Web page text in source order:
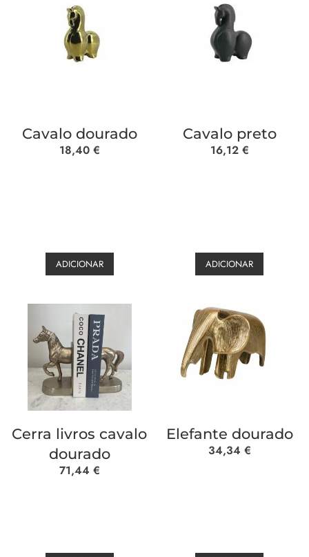
Cavalo dourado
18,40 €
ADICIONAR
Cavalo preto
16,12 €
ADICIONAR
Cerra livros cavalo
dourado
71,44 €
Elefante dourado
34,34 €